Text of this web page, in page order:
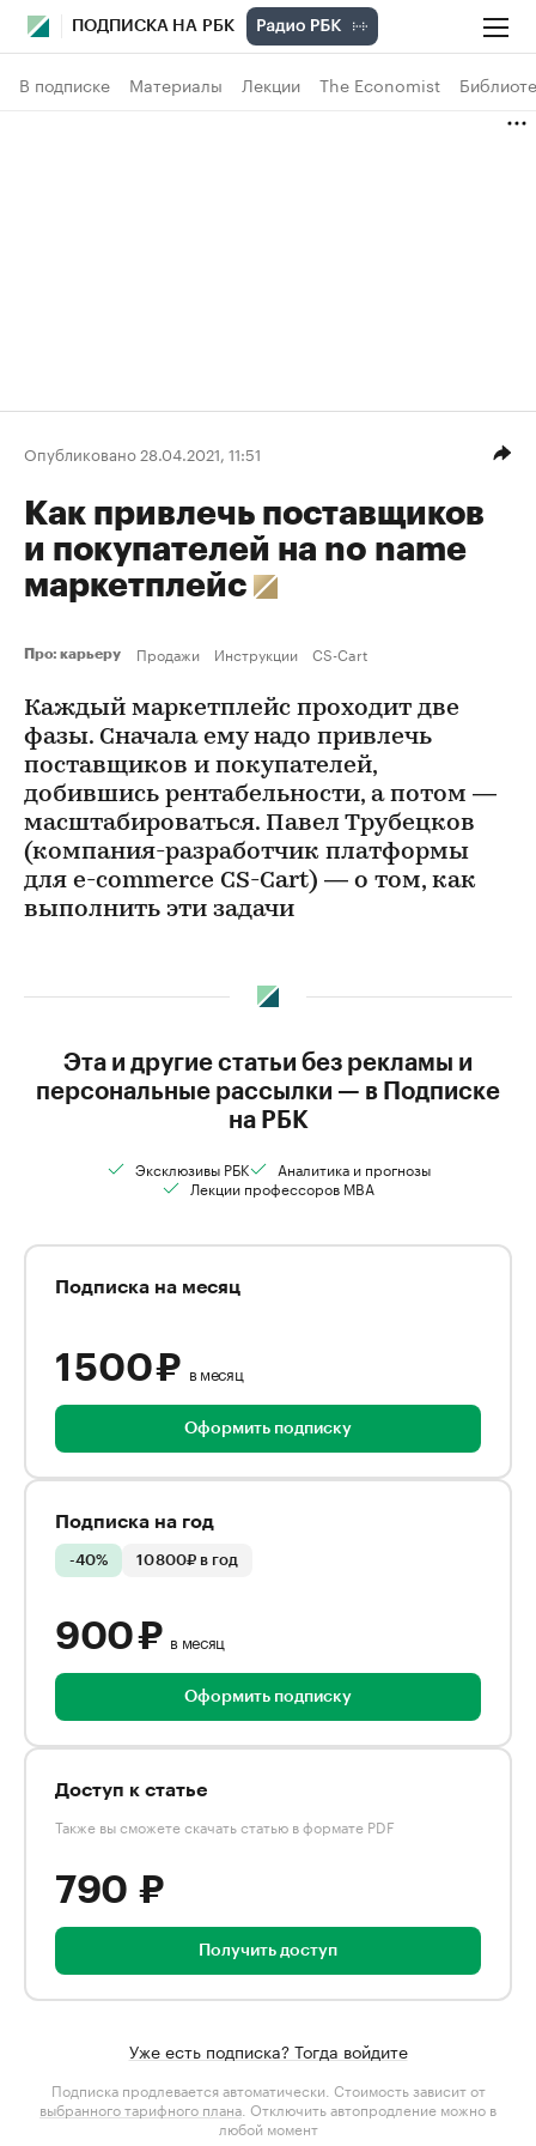
ПОДПИСКА НА РБК
В подписке Материалы Лекции The Economist
Опубликовано 28.04.2021, 11:51
Как привлечь поставщиков
и покупателей на no name
маркетплейс
Про: карьеру Продажи Инструкции CS-Cart
Каждый маркетплейс проходит две
фазы. Сначала ему надо привлечь
поставщиков и покупателей,
добившись рентабельности, а потом —
масштабироваться. Павел Трубецков
(компания-разработчик платформы
для e-commerce CS-Cart) — о том, как
выполнить эти задачи
Эта и другие статьи без рекламы и
персональные рассылки — в Подписке
на РБК
Эксклюзивы РБК
Аналитика и прогнозы
Лекции профессоров MBA
Подписка на месяц
1 500 ₽ в месяц
Оформить подписку
Подписка на год
-40% 10 800₽ в год
900 ₽ в месяц
Оформить подписку
Доступ к статье
Также вы сможете скачать статью в формате PDF
790 ₽
Получить доступ
Уже есть подписка? Тогда войдите
Подписка продлевается автоматически. Стоимость зависит от
выбранного тарифного плана . Отключить автопродление можно в
любой момент